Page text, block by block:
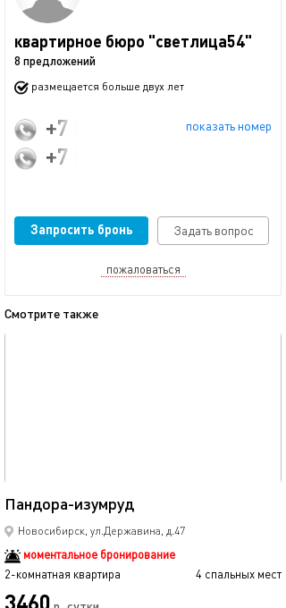
квартирное бюро "светлица54"
8 предложений
размещается больше двух лет
показать номер
+7 (913) 913-48-84
+7 (913) 011-29-73
Запросить бронь Задать вопрос
пожаловаться
Смотрите также
Пандора-изумруд
Новосибирск, ул.Державина, д.47
моментальное бронирование
2-комнатная квартира
4 спальных мест
3460